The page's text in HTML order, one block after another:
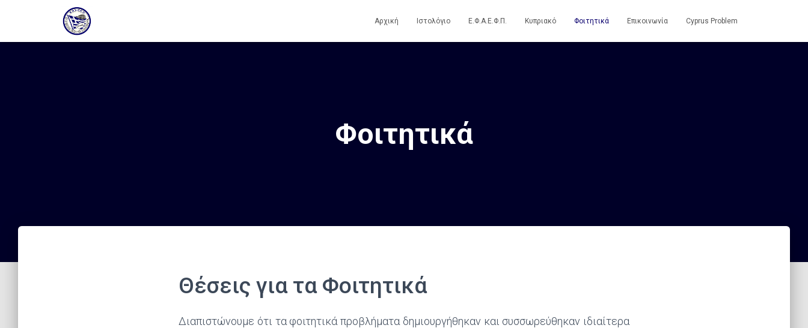
Αρχική Ιστολόγιο Ε.Φ.Α.Ε.Φ.Π. Κυπριακό Φοιτητικά Επικοινωνία Cyprus Problem
Φοιτητικά
Θέσεις για τα Φοιτητικά
Διαπιστώνουμε ότι τα φοιτητικά προβλήματα δημιουργήθηκαν και συσσωρεύθηκαν ιδιαίτερα